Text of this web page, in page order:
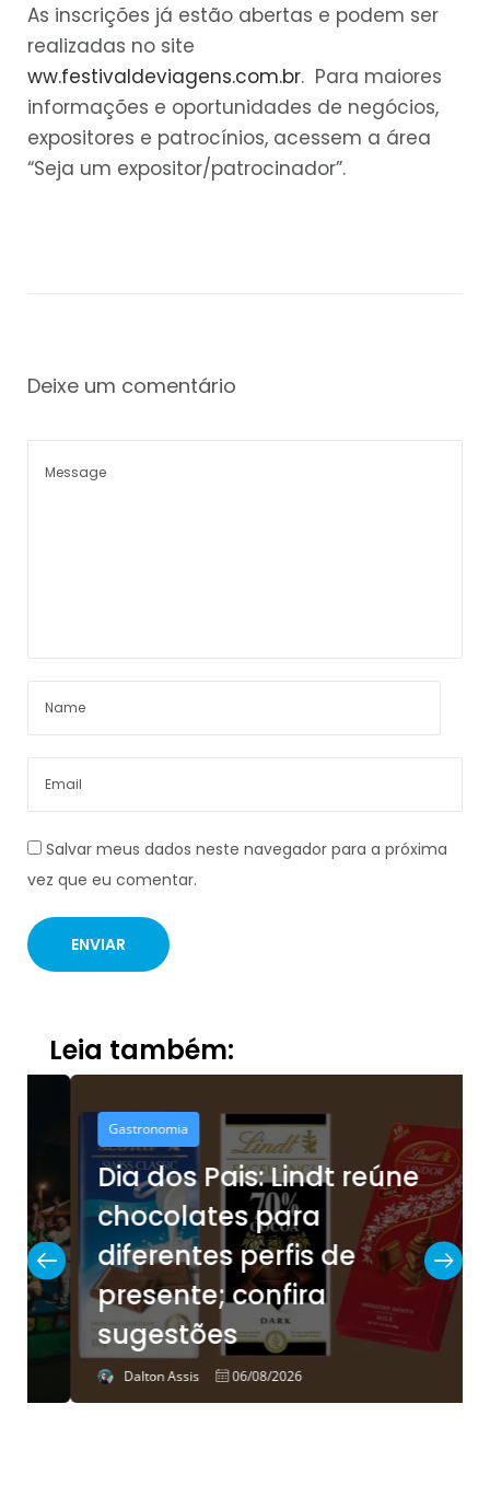
As inscrições já estão abertas e podem ser
realizadas no site
ww.festivaldeviagens.com.br. Para maiores
informações e oportunidades de negócios,
expositores e patrocínios, acessem a área
“Seja um expositor/patrocinador”.
Deixe um comentário
Salvar meus dados neste navegador para a próxima
vez que eu comentar.
Leia também:
Gastronomia
Dia dos Pais: Lindt reúne
chocolates para
diferentes perfis de
presente; confira
sugestões
Dalton Assis 06/08/2026